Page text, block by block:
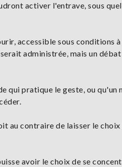
activer l'entrave, sous
accessible sous conditions
administrée, mais un
qui pratique le geste, ou qu'un
au contraire de laisser le
avoir le choix de se